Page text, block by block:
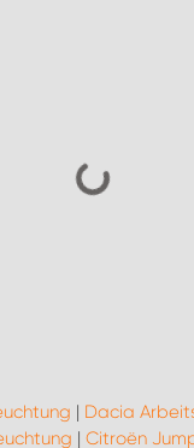
| Dacia
| Citroën